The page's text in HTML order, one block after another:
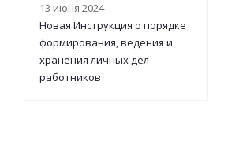
13 июня 2024
Новая Инструкция о порядке
формирования, ведения и
хранения личных дел
работников